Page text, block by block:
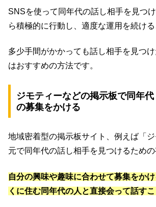
SNSを使って同年代の話し相手を見つ
ら積極的に行動し、適度な運用を続ける
多少手間がかかっても話し相手を見つ
はおすすめの方法です。
ジモティーなどの掲示板で同年代
の募集をかける
地域密着型の掲示板サイト、例えば「
元で同年代の話し相手を見つけるための
自分の興味や趣味に合わせて募集をか
くに住む同年代の人と直接会って話すこ